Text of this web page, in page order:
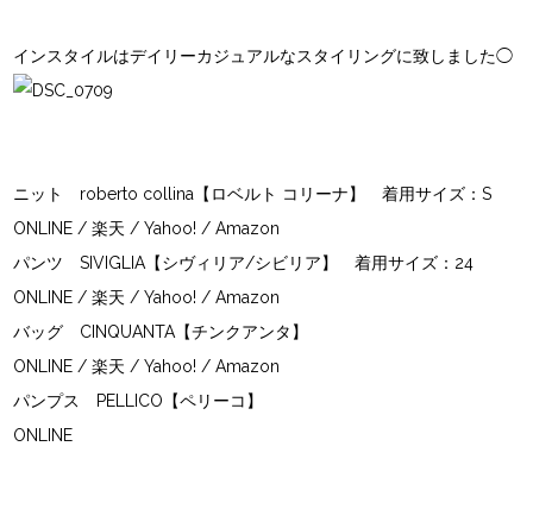
インスタイルはデイリーカジュアルなスタイリングに致しました◯
ニット roberto collina【ロベルト コリーナ】
着用サイズ：S
ONLINE /楽天 /Yahoo! /Amazon
パンツSIVIGLIA【シヴィリア/シビリア】
着用サイズ：24
ONLINE /楽天 /Yahoo! /Amazon
バッグ CINQUANTA【チンクアンタ】
ONLINE /楽天 /Yahoo! /Amazon
パンプス
PELLICO【ペリーコ】
ONLINE